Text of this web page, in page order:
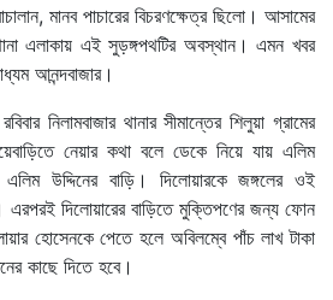
মানব পাচারের বিচরণক্ষেত্র ছিলো। আসামের
এলাকায় এই সুড়ঙ্গপথটির অবস্থান। এমন খবর
আনন্দবাজার।
নিলামবাজার থানার সীমান্তের শিলুয়া গ্রামের
নেয়ার কথা বলে ডেকে নিয়ে যায় এলিম
এলিম উদ্দিনের বাড়ি। দিলোয়ারকে জঙ্গলের ওই
এরপরই দিলোয়ারের বাড়িতে মুক্তিপণের জন্য ফোন
হোসেনকে পেতে হলে অবিলম্বে পাঁচ লাখ টাকা
কাছে দিতে হবে।